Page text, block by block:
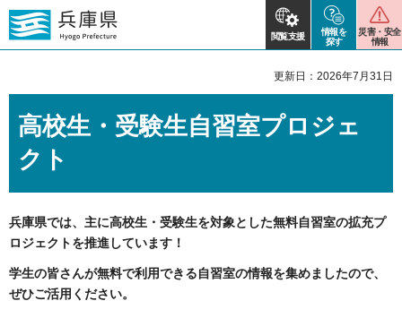
閲覧支援
情報を
探す
災害・安全
情報
更新日：2026年7月31日
高校生・受験生自習室プロジェ
クト
兵庫県では、主に高校生・受験生を対象とした無料自習室の拡充プ
ロジェクトを推進しています！
学生の皆さんが無料で利用できる自習室の情報を集めましたので、
ぜひご活用ください。